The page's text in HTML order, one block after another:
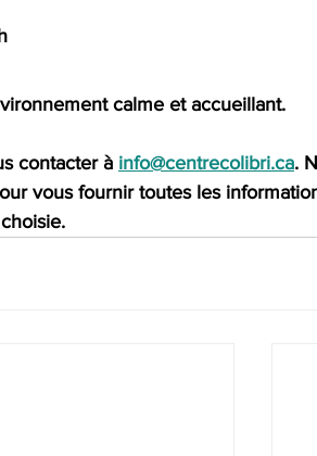
calme et accueillant.
contacter à info@centrecolibri.ca.
vous fournir toutes les